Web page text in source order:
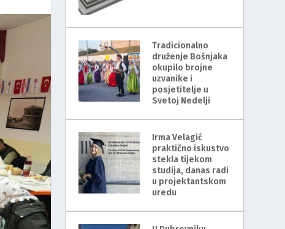
Tradicionalno
druženje Bošnjaka
okupilo brojne
uzvanike i
posjetitelje u
Svetoj Nedelji
Irma Velagić
praktično iskustvo
stekla tijekom
studija, danas radi
u projektantskom
uredu